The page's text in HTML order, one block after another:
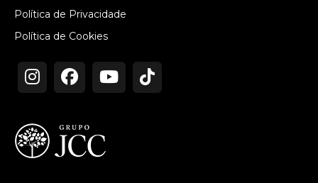
Política de Privacidade
Política de Cookies